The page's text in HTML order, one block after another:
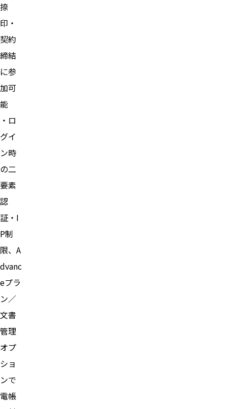
捺
印・
契約
締結
に参
加可
能
・ロ
グイ
ン時
の二
要素
認
証・I
P制
限、A
dvanc
eプラ
ン／
文書
管理
オプ
ショ
ンで
電帳